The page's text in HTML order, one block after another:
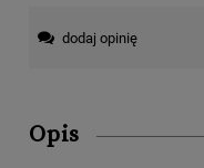
dodaj opinię
Opis